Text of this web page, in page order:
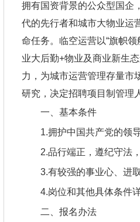
拥有国资背景的公众型国企
代的先行者和城市大物业运
命任务。临空运营以“旗帜
业大后勤+物业及商业新生
力，为城市运营管理存量市
研究，决定招聘项目制管理
一、基本条件
1.拥护中国共产党的领
2.品行端正，遵纪守法
3.有较强的事业心、进
4.岗位和其他具体条件
二、报名办法